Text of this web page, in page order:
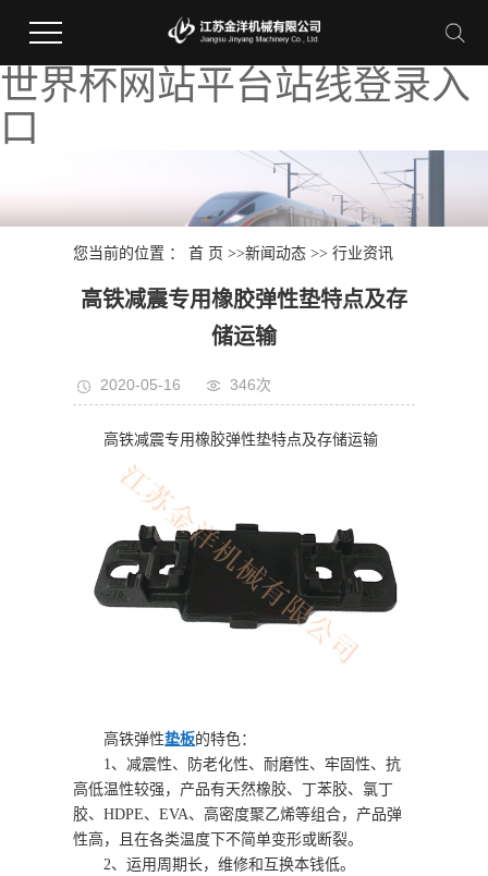
世界杯网站平台站线登录入
口
您当前的位置 ：首 页 >>新闻动态 >>行业资讯
高铁减震专用橡胶弹性垫特点及存
储运输
2020-05-16 346次
高铁减震专用橡胶弹性垫特点及存储运输
高铁弹性垫板的特色：
1、减震性、防老化性、耐磨性、牢固性、抗
高低温性较强，产品有天然橡胶、丁苯胶、氯丁
胶、HDPE、EVA、高密度聚乙烯等组合，产品弹
性高，且在各类温度下不简单变形或断裂。
2、运用周期长，维修和互换本钱低。